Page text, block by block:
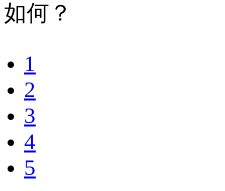
如何？
1
2
3
4
5